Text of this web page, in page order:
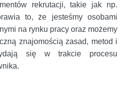
rekrutacji, takie jak np.
to, że jesteśmy osobami
na rynku pracy oraz możemy
znajomością zasad, metod i
się w trakcie procesu